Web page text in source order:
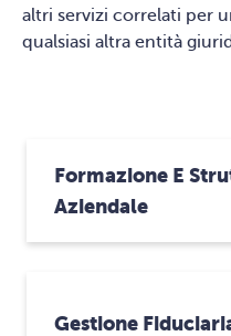
altri servizi correlati per
qualsiasi altra entità
Formazione E
Aziendale
Gestione